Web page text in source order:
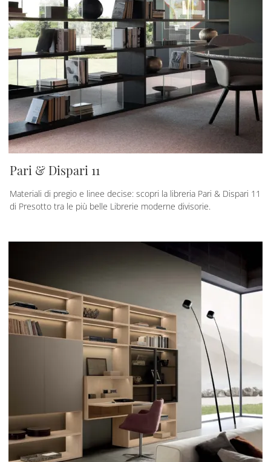
Pari & Dispari 11
Materiali di pregio e linee decise: scopri la libreria Pari & Dispari 11
di Presotto tra le più belle Librerie moderne divisorie.